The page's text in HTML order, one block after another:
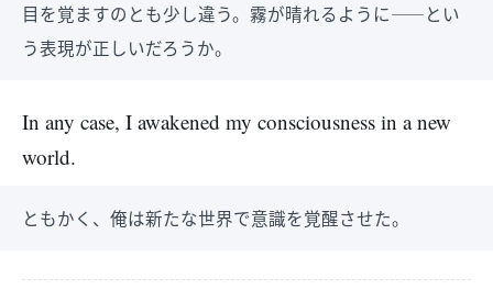
目を覚ますのとも少し違う。霧が晴れるように――とい
う表現が正しいだろうか。
In any case, I awakened my consciousness in a new
world.
ともかく、俺は新たな世界で意識を覚醒させた。